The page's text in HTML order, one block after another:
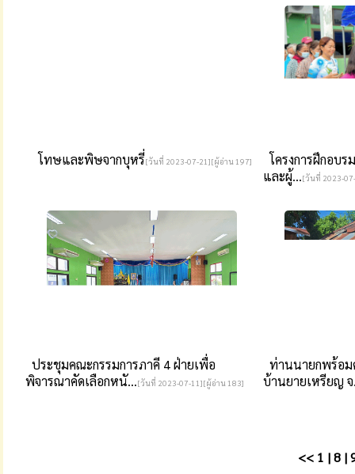
โทษและพิษจากบุหรี่[วันที่ 2023-07-21][ผู้อ่าน 197]
โครงการฝึกอบ
และผู้...[วันที่ 2023-
ประชุมคณะกรรมการภาคี 4 ฝ่ายเพื่อ
พิจารณาคัดเลือกหนั...[วันที่ 2023-07-11][ผู้อ่าน 183]
ท่านนายกพร้อ
บ้านยายเหรียญ
<< 1 |8 |